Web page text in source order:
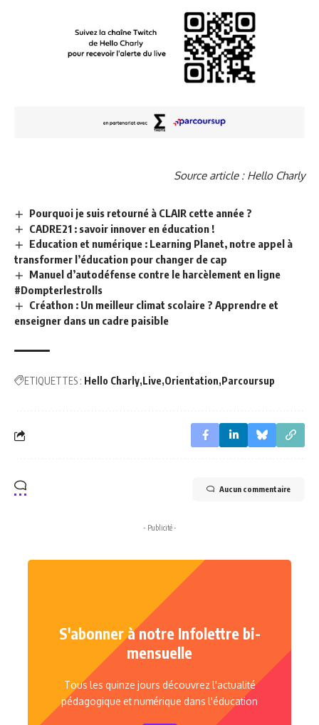
Source article : Hello Charly
Pourquoi je suis retourné à CLAIR cette année ?
CADRE21 : savoir innover en éducation !
Education et numérique : Learning Planet, notre appel à
transformer l’éducation pour changer de cap
Manuel d’autodéfense contre le harcèlement en ligne
#Dompterlestrolls
Créathon : Un meilleur climat scolaire ? Apprendre et
enseigner dans un cadre paisible
ETIQUETTES : Hello Charly Live Orientation Parcoursup
Aucun commentaire
- Publicité -
S'abonner à notre Infolettre bi-
mensuelle
Tous les quinze jours découvrez l'actualité
pédagogique et numérique dans l'éducation